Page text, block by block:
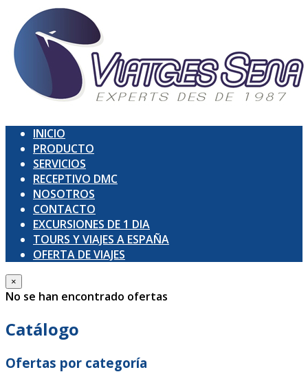
INICIO
PRODUCTO
SERVICIOS
RECEPTIVO DMC
NOSOTROS
CONTACTO
EXCURSIONES DE 1 DIA
TOURS Y VIAJES A ESPAÑA
OFERTA DE VIAJES
×
No se han encontrado ofertas
Catálogo
Ofertas por categoría